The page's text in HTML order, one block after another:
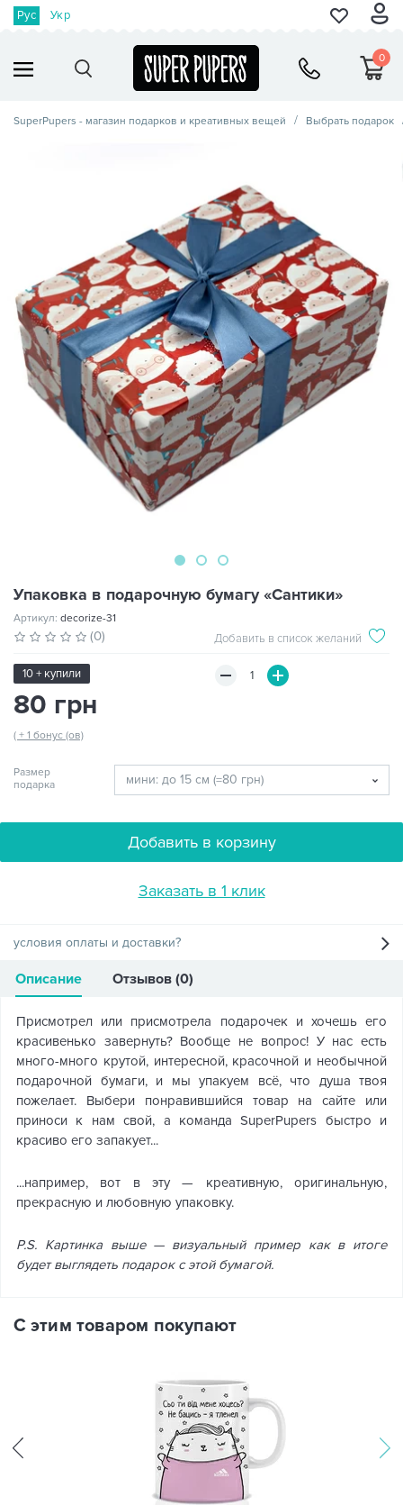
Рус Укр
0
SuperPupers - магазин подарков и креативных вещей Выбрать подарок
Упаковка в подарочную бумагу «Сантики»
Артикул: decorize-31
(0) Добавить в список желаний
10 + купили
80 грн
( + 1 бонус (ов)
Размер
подарка
Добавить в корзину
Заказать в 1 клик
условия оплаты и доставки?
Описание Отзывов (0)
Присмотрел или присмотрела подарочек и хочешь его
красивенько завернуть? Вообще не вопрос! У нас есть
много-много крутой, интересной, красочной и необычной
подарочной бумаги, и мы упакуем всё, что душа твоя
пожелает. Выбери понравившийся товар на сайте или
приноси к нам свой, а команда SuperPupers быстро и
красиво его запакует...
...например, вот в эту — креативную, оригинальную,
прекрасную и любовную упаковку.
P.S. Картинка выше — визуальный пример как в итоге
будет выглядеть подарок с этой бумагой.
С этим товаром покупают